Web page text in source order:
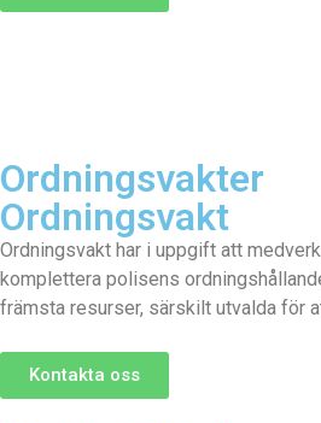
Ordningsvakter
Ordningsvakt
Ordningsvakt har i uppgift att
komplettera polisens
främsta resurser, särskilt utvalda för
Kontakta oss